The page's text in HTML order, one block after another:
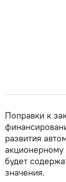
Поправки к
развития
будет
значения.